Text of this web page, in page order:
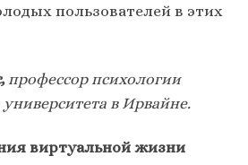
пользователей в этих
профессор психологии
в Ирвайне.
виртуальной жизни